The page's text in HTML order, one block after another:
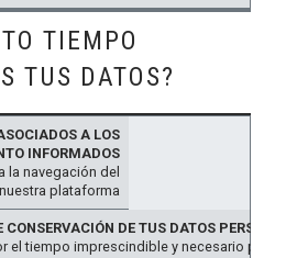
TIEMPO
TUS DATOS?
O
DE
DATOS
la navegación del
plataforma
el tiempo imprescindible y necesario para